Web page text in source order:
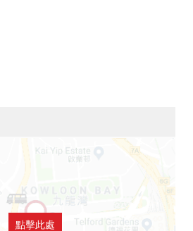
點擊此處